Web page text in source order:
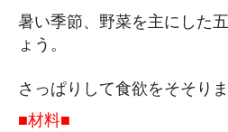
暑い季節、野菜を主にした
ょう。
さっぱりして食欲をそそりま
■材料■